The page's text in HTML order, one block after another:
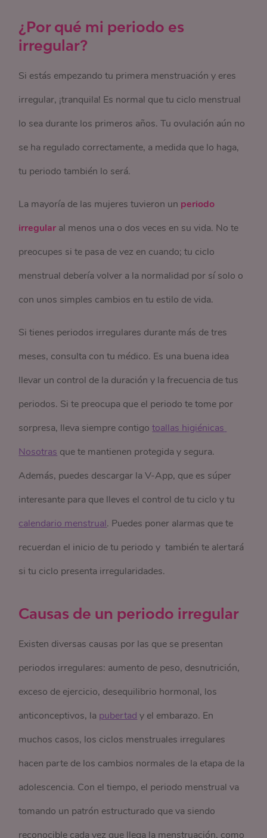
¿Por qué mi periodo es
irregular?
Si estás empezando tu primera menstruación y eres
irregular, ¡tranquila! Es normal que tu ciclo menstrual
lo sea durante los primeros años. Tu ovulación aún no
se ha regulado correctamente, a medida que lo haga,
tu periodo también lo será.
La mayoría de las mujeres tuvieron un periodo
irregular al menos una o dos veces en su vida. No te
preocupes si te pasa de vez en cuando; tu ciclo
menstrual debería volver a la normalidad por sí solo o
con unos simples cambios en tu estilo de vida.
Si tienes periodos irregulares durante más de tres
meses, consulta con tu médico. Es una buena idea
llevar un control de la duración y la frecuencia de tus
periodos. Si te preocupa que el periodo te tome por
sorpresa, lleva siempre contigotoallas higiénicas
Nosotras que te mantienen protegida y segura.
Además, puedes descargar la V-App, que es súper
interesante para que lleves el control de tu ciclo y tu
calendario menstrual. Puedes poner alarmas que te
recuerdan el inicio de tu periodo y también te alertará
si tu ciclo presenta irregularidades.
Causas de un periodo irregular
Existen diversas causas por las que se presentan
periodos irregulares: aumento de peso, desnutrición,
exceso de ejercicio, desequilibrio hormonal, los
anticonceptivos, la pubertad y el embarazo. En
muchos casos, los ciclos menstruales irregulares
hacen parte de los cambios normales de la etapa de la
adolescencia. Con el tiempo, el periodo menstrual va
tomando un patrón estructurado que va siendo
reconocible cada vez que llega la menstruación, como